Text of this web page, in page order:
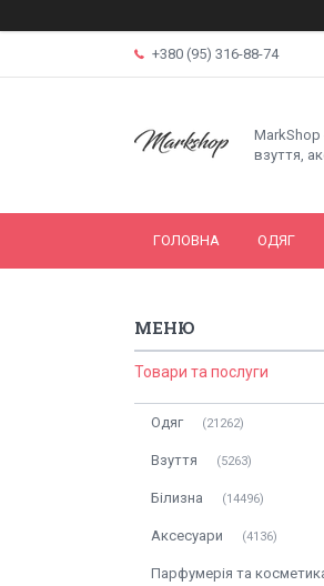
+380 (95) 316-88-74
MarkShop
взуття,
ГОЛОВНА ОДЯГ
Товари та послуги
Одяг 21262
Взуття 5263
Білизна 14496
Аксесуари 4136
Парфумерія та